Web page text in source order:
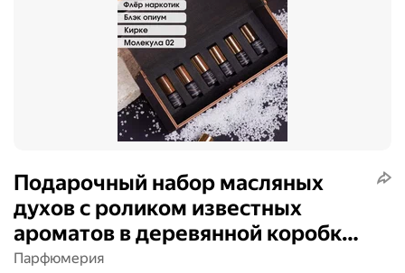
Подарочный набор масляных
духов с роликом известных
ароматов в деревянной коробке
Aromako, 6 флаконов по 3 мл
Парфюмерия